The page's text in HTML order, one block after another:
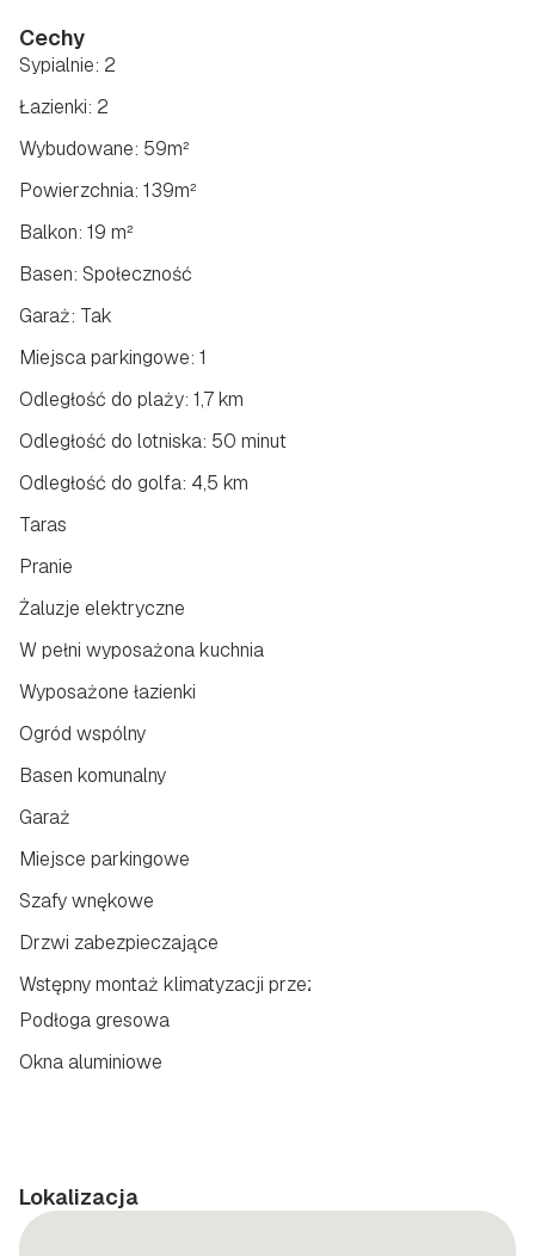
Cechy
Łazienki: 2
Okna aluminiowe
Wybudowane: 59m²
Sypialnie: 2
Powierzchnia: 139m²
Balkon: 19 m²
Basen: Społeczność
Garaż: Tak
Miejsca parkingowe: 1
Odległość do plaży: 1,7 km
Odległość do lotniska: 50 minut
Odległość do golfa: 4,5 km
Taras
Pranie
Żaluzje elektryczne
W pełni wyposażona kuchnia
Wyposażone łazienki
Ogród wspólny
Basen komunalny
Garaż
Miejsce parkingowe
Szafy wnękowe
Drzwi zabezpieczające
Wstępny montaż klimatyzacji przez kanały
Podłoga gresowa
Lokalizacja